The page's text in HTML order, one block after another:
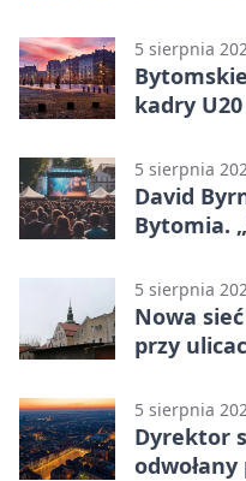
5 sierpnia
kadry
5 sierpnia
David
Bytomia.
5 sierpnia
Nowa
przy
5 sierpnia
Dyrektor